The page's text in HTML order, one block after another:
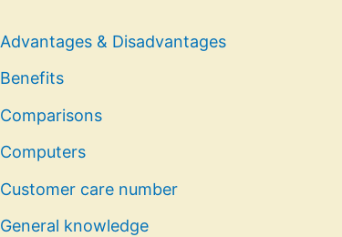
Advantages & Disadvantages
Benefits
Comparisons
Computers
Customer care number
General knowledge